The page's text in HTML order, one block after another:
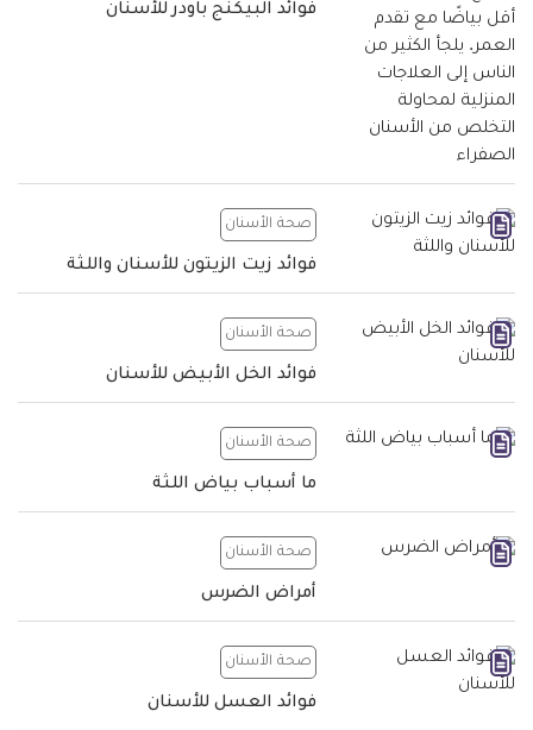
فوائد البيكنج باودر للأسنان
صحة الأسنان
فوائد زيت الزيتون للأسنان واللثة
صحة الأسنان
فوائد الخل الأبيض للأسنان
صحة الأسنان
ما أسباب بياض اللثة
صحة الأسنان
أمراض الضرس
صحة الأسنان
فوائد العسل للأسنان